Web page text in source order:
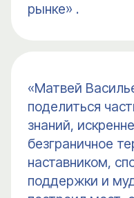
рынке» .
«Матвей
поделиться
знаний,
безграничное
наставником,
поддержки и